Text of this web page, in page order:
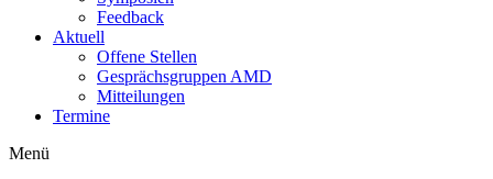
Feedback
Aktuell
Offene Stellen
Gesprächsgruppen AMD
Mitteilungen
Termine
Menü